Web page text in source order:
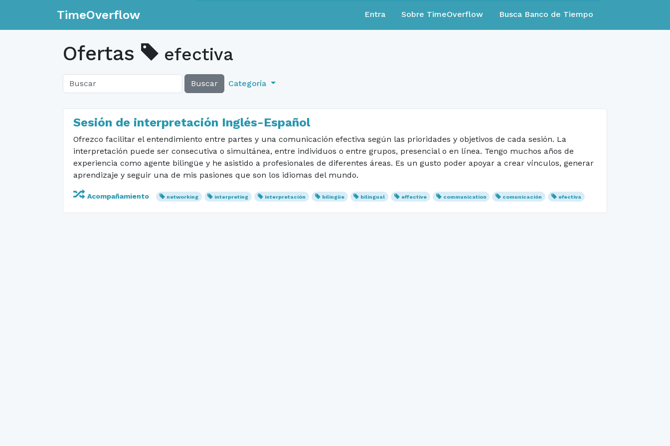
TimeOverflow Entra Sobre TimeOverflow Busca Banco de Tiempo
Ofertas efectiva
Buscar Categoría
Sesión de interpretación Inglés-Español
Ofrezco facilitar el entendimiento entre partes y una comunicación efectiva según las prioridades y objetivos de cada sesión. La
interpretación puede ser consecutiva o simultánea, entre individuos o entre grupos, presencial o en línea. Tengo muchos años de
experiencia como agente bilingüe y he asistido a profesionales de diferentes áreas. Es un gusto poder apoyar a crear vínculos, generar
aprendizaje y seguir una de mis pasiones que son los idiomas del mundo.
Acompañamiento networking interpreting interpretación bilingüe bilingual effective communication comunicación efectiva